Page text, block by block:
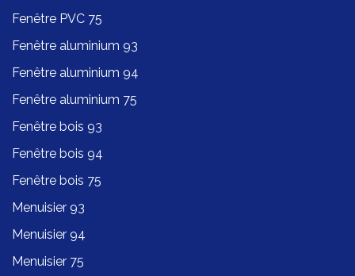
Fenêtre PVC 75
Fenêtre aluminium 93
Fenêtre aluminium 94
Fenêtre aluminium 75
Fenêtre bois 93
Fenêtre bois 94
Fenêtre bois 75
Menuisier 93
Menuisier 94
Menuisier 75